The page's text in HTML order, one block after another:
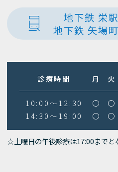
地下鉄 栄
地下鉄 矢場
診療時間 月 火
10:00～12:30 〇 〇
14:30～19:00
〇 〇
☆土曜日の午後診療は17:00までと